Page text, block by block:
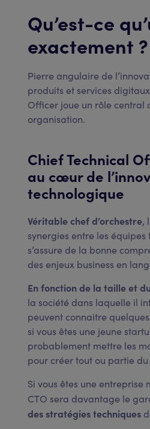
Qu’est-ce
exactement ?
Pierre angulaire de
produits et services
Officer joue un rôle central
organisation.
Chief Technical
au cœur de
technologique
Véritable chef d’orchestre,
synergies entre les
s’assure de la bonne
des enjeux business en
En fonction de la taille et
la société dans laquelle il
peuvent connaitre
si vous êtes une jeune
probablement mettre les
pour créer tout ou partie
Si vous êtes une entreprise
CTO sera davantage le
des stratégies techniques